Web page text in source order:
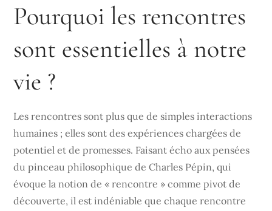
Pourquoi les rencontres
sont essentielles à notre
vie ?
Les rencontres sont plus que de simples interactions
humaines ; elles sont des expériences chargées de
potentiel et de promesses. Faisant écho aux pensées
du pinceau philosophique de Charles Pépin, qui
évoque la notion de « rencontre » comme pivot de
découverte, il est indéniable que chaque rencontre